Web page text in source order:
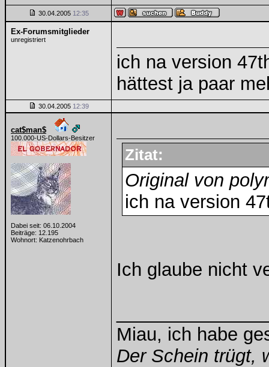
30.04.2005 12:35
Ex-Forumsmitglieder
unregistriert
ich na version
hättest ja paar
30.04.2005 12:39
cat$man$
100.000-US-Dollars-Besitzer
Dabei seit: 06.10.2004
Beiträge: 12.195
Wohnort: Katzenohrbach
Zitat:
Original von
ich na version
Ich glaube nicht
Miau, ich habe
Der Schein trügt,